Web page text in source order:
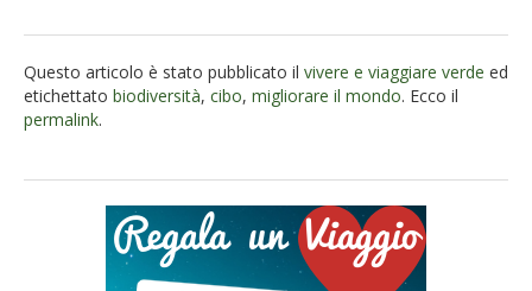
Questo articolo è stato pubblicato il vivere e viaggiare verde ed
etichettato biodiversità, cibo, migliorare il mondo. Ecco il
permalink.